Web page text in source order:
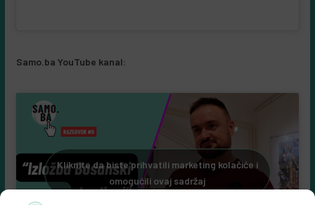
Kliknite da biste prihvatili marketing kolačiće i